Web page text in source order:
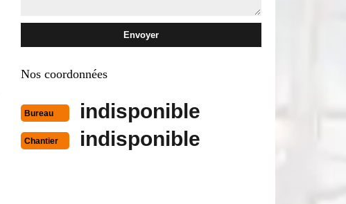
Nos coordonnées
Bureau indisponible
Chantier indisponible